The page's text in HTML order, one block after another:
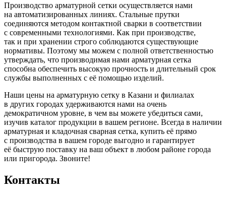
Производство арматурной сетки осуществляется нами
на автоматизированных линиях. Стальные прутки
соединяются методом контактной сварки в соответствии
с современными технологиями. Как при производстве,
так и при хранении строго соблюдаются существующие
нормативы. Поэтому мы можем с полной ответственностью
утверждать, что производимая нами арматурная сетка
способна обеспечить высокую прочность и длительный срок
службы выполненных с её помощью изделий.
Наши цены на арматурную сетку в Казани и филиалах
в других городах удерживаются нами на очень
демократичном уровне, в чем вы можете убедиться сами,
изучив каталог продукции в вашем регионе. Всегда в наличии
арматурная и кладочная сварная сетка, купить её прямо
с производства в вашем городе выгодно и гарантирует
её быструю поставку на ваш объект в любом районе города
или пригорода. Звоните!
Контакты